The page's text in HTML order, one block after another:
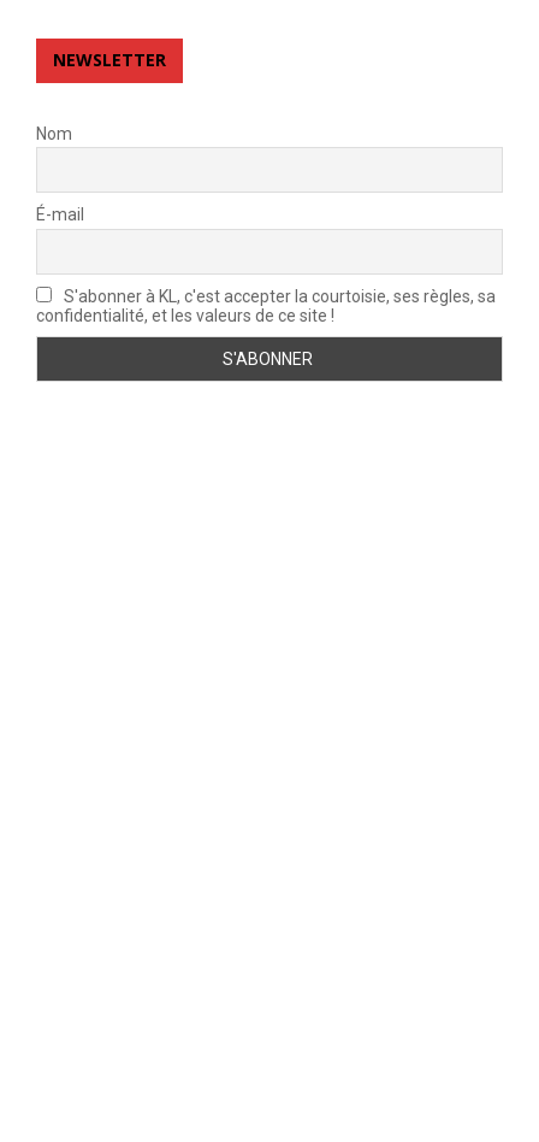
NEWSLETTER
Nom
É-mail
S'abonner à KL, c'est accepter la courtoisie, ses règles, sa
confidentialité, et les valeurs de ce site !